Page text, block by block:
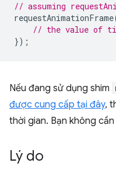
// assuming
requestAnimationFrame
// the value of
});
Nếu đang sử dụng shim
được cung cấp tại đây,
thời gian. Bạn không cần
Lý do